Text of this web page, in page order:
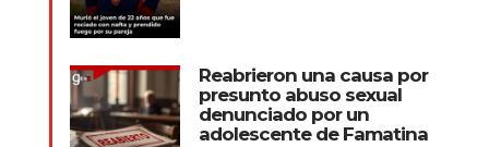
Reabrieron una causa por
presunto abuso sexual
denunciado por un
adolescente de Famatina